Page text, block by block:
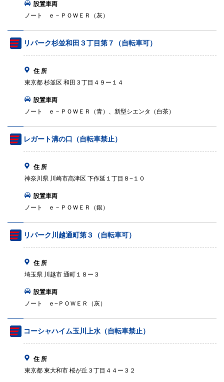
設置車両
ノート ｅ－ＰＯＷＥＲ（灰）
リパーク杉並和田３丁目第７（自転車可）
住 所
東京都 杉並区 和田３丁目４９ー１４
設置車両
ノート ｅ－ＰＯＷＥＲ（青）、新型シエンタ（白茶）
レガート溝の口（自転車禁止）
住 所
神奈川県 川崎市高津区 下作延１丁目８−１０
設置車両
ノート ｅ－ＰＯＷＥＲ（銀）
リパーク川越通町第３（自転車可）
住 所
埼玉県 川越市 通町１８ー３
設置車両
ノート ｅ−ＰＯＷＥＲ（灰）
コーシャハイム玉川上水（自転車禁止）
住 所
東京都 東大和市 桜が丘３丁目４４ー３２